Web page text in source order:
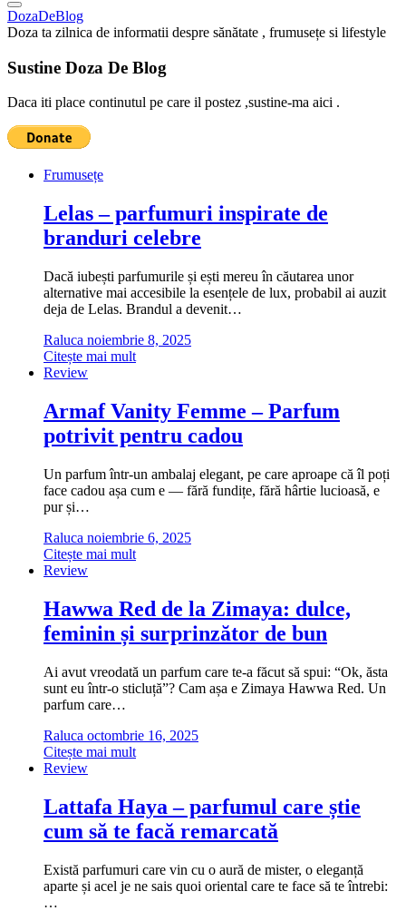
DozaDeBlog
Doza ta zilnica de informatii despre sănătate , frumusețe si lifestyle
Sustine Doza De Blog
Daca iti place continutul pe care il postez ,sustine-ma aici .
Frumusețe
Lelas – parfumuri inspirate de
branduri celebre
Dacă iubești parfumurile și ești mereu în căutarea unor
alternative mai accesibile la esențele de lux, probabil ai auzit
deja de Lelas. Brandul a devenit…
Raluca noiembrie 8, 2025
Citește mai mult
Review
Armaf Vanity Femme – Parfum
potrivit pentru cadou
Un parfum într-un ambalaj elegant, pe care aproape că îl poți
face cadou așa cum e — fără fundițe, fără hârtie lucioasă, e
pur și…
Raluca noiembrie 6, 2025
Citește mai mult
Review
Hawwa Red de la Zimaya: dulce,
feminin și surprinzător de bun
Ai avut vreodată un parfum care te-a făcut să spui: “Ok, ăsta
sunt eu într-o sticluță”? Cam așa e Zimaya Hawwa Red. Un
parfum care…
Raluca octombrie 16, 2025
Citește mai mult
Review
Lattafa Haya – parfumul care știe
cum să te facă remarcată
Există parfumuri care vin cu o aură de mister, o eleganță
aparte și acel je ne sais quoi oriental care te face să te întrebi:
…